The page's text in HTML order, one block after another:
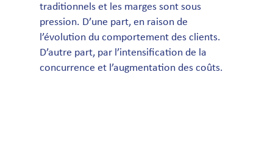
traditionnels et les marges sont sous
pression. D’une part, en raison de
l’évolution du comportement des clients.
D’autre part, par l’intensification de la
concurrence et l’augmentation des coûts.